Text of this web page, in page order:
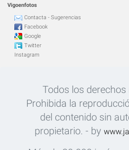
Vigoenfotos
Contacta - Sugerencias
Facebook
Google
Twitter
Instagram
Todos los derechos
Prohibida la
del contenido sin
propietario. - by